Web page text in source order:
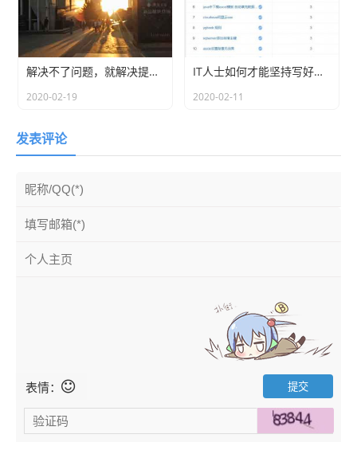
整个全套。智能插座，智能门窗，各种传感器。科技的进
解决不了问题，就解决提出问题的人
2020-02-19
IT人士如何才能坚持写好博客？
2020-02-11
发表评论
表情：